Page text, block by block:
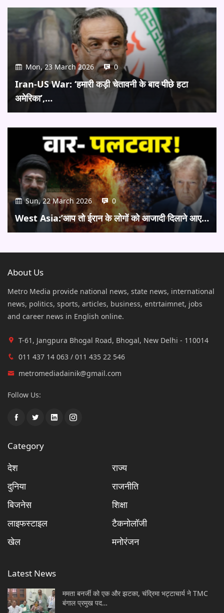
Mon, 23 March 2026 0
Iran-US War: ‘हमारी कड़ी चेतावनी के बाद पीछे हटा
अमेरिका’,…
Sun, 22 March 2026 0
West Asia:’आप तो ईरान के लोगों को आजादी दिलाने आए…
About Us
Metro Media provide national news, state news, international
news, politics, sports, articles, business, entrtaimnet, jobs
and career news in English online.
T-61, Jangpura Bhogal Road, Bhogal, New Delhi - 110014
011 437 14 063 / 011 435 22 546
metromediadainik@gmail.com
Follow Us:
Category
देश
राज्य
दुनिया
राजनीति
बिजनेस
शिक्षा
लाइफस्टाइल
टैकनोलॉजी
खेल
मनोरंजन
Latest News
ममता बनर्जी को एक और झटका, चंद्रिमा भट्टाचार्य ने TMC
बंगाल प्रमुख पद…